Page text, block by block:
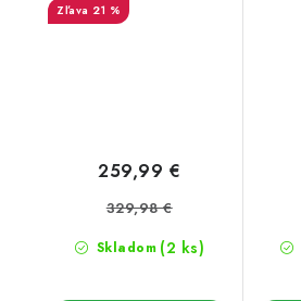
21 %
Skladom (2 ks)
259,99 €
329,98 €